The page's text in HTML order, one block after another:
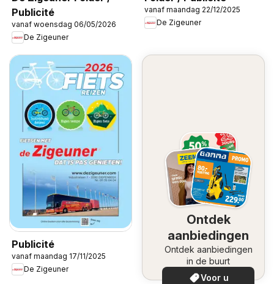
Publicité
vanaf woensdag 06/05/2026
De Zigeuner
vanaf maandag 22/12/2025
De Zigeuner
Publicité
vanaf maandag 17/11/2025
De Zigeuner
Ontdek
aanbiedingen
Ontdek aanbiedingen
in de buurt
Voor u